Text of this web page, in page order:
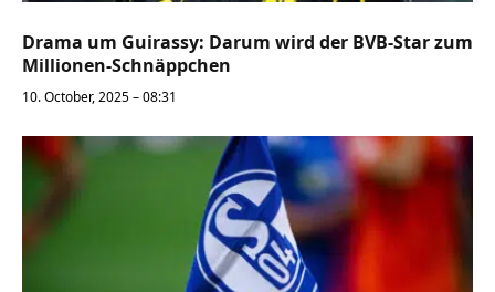
Drama um Guirassy: Darum wird der BVB-Star zum
Millionen-Schnäppchen
10. October, 2025 – 08:31